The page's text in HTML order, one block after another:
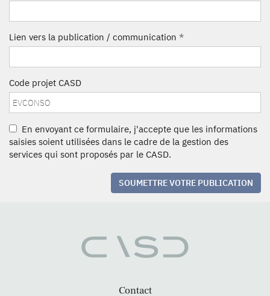
Lien vers la publication / communication *
Code projet CASD
En envoyant ce formulaire, j'accepte que les informations
saisies soient utilisées dans le cadre de la gestion des
services qui sont proposés par le CASD.
SOUMETTRE VOTRE PUBLICATION
Contact